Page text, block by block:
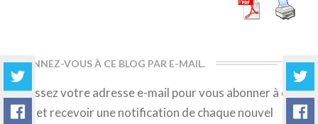
ABONNEZ-VOUS À CE BLOG PAR E-MAIL.
Saisissez votre adresse e-mail pour vous abonner à ce
blog et recevoir une notification de chaque nouvel